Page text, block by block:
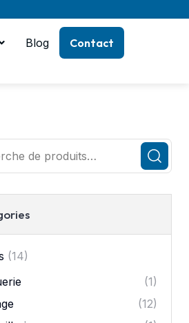
Blog Contact
(14)
(1)
(12)